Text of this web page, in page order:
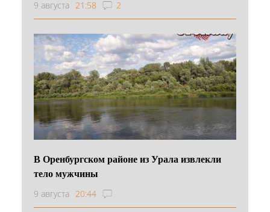
9 августа 21:58 2
В Оренбургском районе из Урала извлекли
тело мужчины
9 августа 20:44